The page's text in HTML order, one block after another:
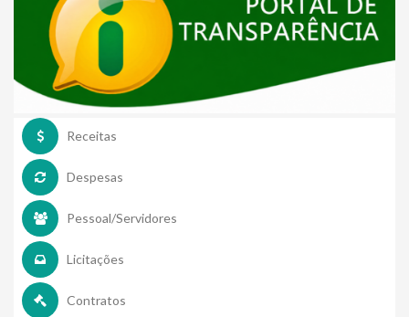
Receitas
Despesas
Pessoal/Servidores
Licitações
Contratos